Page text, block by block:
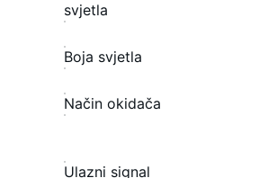
svjetla
Boja svjetla
Način okidača
Ulazni signal